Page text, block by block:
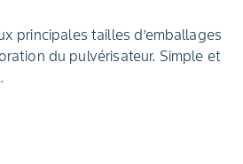
principales tailles d’emballages
du pulvérisateur. Simple et